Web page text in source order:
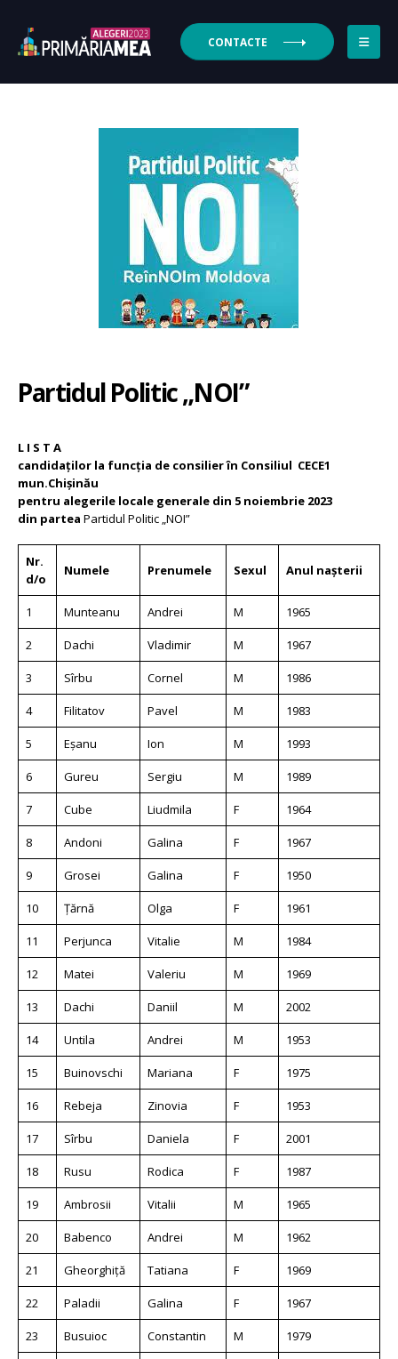
CONTACTE
Partidul Politic „NOI”
L I S T A
candidaților la funcția de consilier în Consiliul CECE1
mun.Chișinău
pentru alegerile locale generale din 5 noiembrie 2023
din partea Partidul Politic „NOI”
Nr.
d/o
Numele Prenumele Sexul Anul nașterii
1 Munteanu Andrei M 1965
2 Dachi Vladimir M 1967
3 Sîrbu Cornel M 1986
4 Filitatov Pavel M 1983
5 Eșanu Ion M 1993
6 Gureu Sergiu M 1989
7 Cube Liudmila F 1964
8 Andoni Galina F 1967
9 Grosei Galina F 1950
10 Țărnă Olga F 1961
11 Perjunca Vitalie M 1984
12 Matei Valeriu M 1969
13 Dachi Daniil M 2002
14 Untila Andrei M 1953
15 Buinovschi Mariana F 1975
16 Rebeja Zinovia F 1953
17 Sîrbu Daniela F 2001
18 Rusu Rodica F 1987
19 Ambrosii Vitalii M 1965
20 Babenco Andrei M 1962
21 Gheorghiță Tatiana F 1969
22 Paladii Galina F 1967
23 Busuioc Constantin M 1979